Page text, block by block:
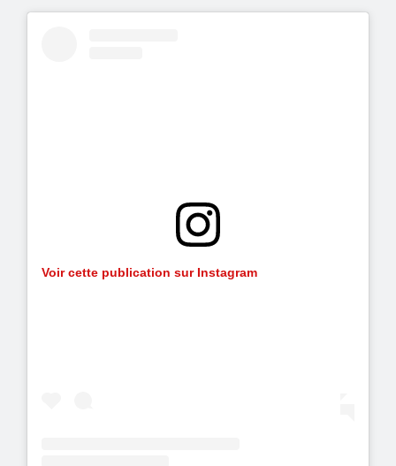
Voir cette publication sur Instagram